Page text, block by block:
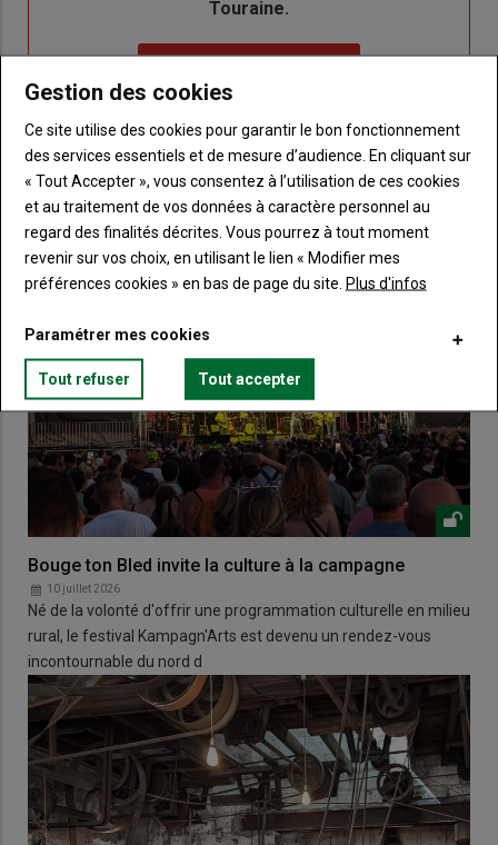
Touraine.
Lien Créez un compte
VOUS AIMEREZ AUSSI
Bouge ton Bled invite la culture à la campagne
10 juillet 2026
Né de la volonté d'offrir une programmation culturelle en milieu
rural, le festival Kampagn'Arts est devenu un rendez-vous
incontournable du nord d
Gestion des cookies
Ce site utilise des cookies pour garantir le bon fonctionnement
des services essentiels et de mesure d’audience. En cliquant sur
« Tout Accepter », vous consentez à l’utilisation de ces cookies
et au traitement de vos données à caractère personnel au
regard des finalités décrites. Vous pourrez à tout moment
revenir sur vos choix, en utilisant le lien « Modifier mes
préférences cookies » en bas de page du site. Plus d'infos
Paramétrer mes cookies
Tout refuser Tout accepter